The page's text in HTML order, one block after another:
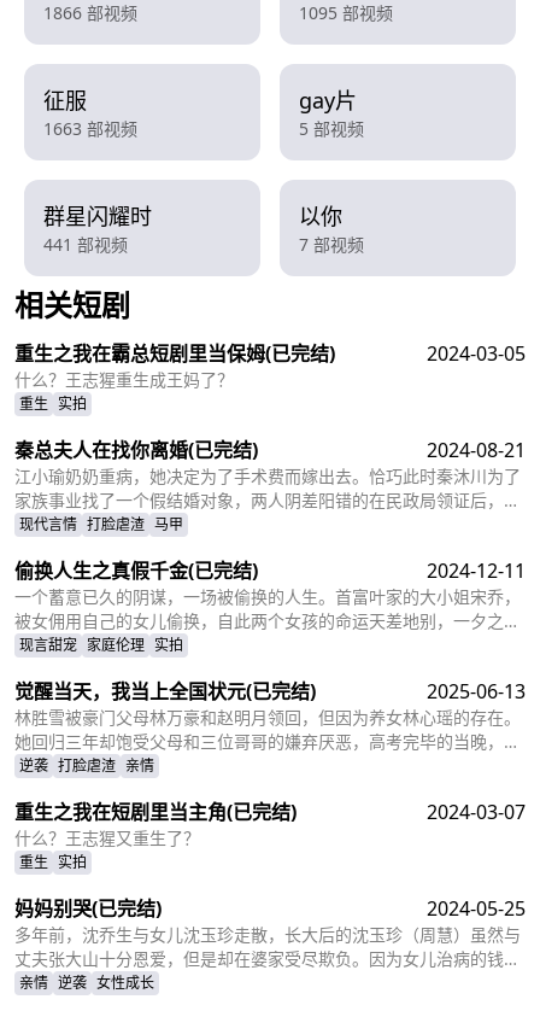
1866 部视频 1095 部视频
征服
1663 部视频
gay片
5 部视频
群星闪耀时
441 部视频
以你
7 部视频
相关短剧
重生之我在霸总短剧里当保姆(已完结) 2024-03-05
什么？王志猩重生成王妈了？
重生 实拍
秦总夫人在找你离婚(已完结) 2024-08-21
江小瑜奶奶重病，她决定为了手术费而嫁出去。恰巧此时秦沐川为了
家族事业找了一个假结婚对象，两人阴差阳错的在民政局领证后，秦
沐川计划一年后离婚并留下电话。一年后，江小瑜在秦沐川的公司面
现代言情 打脸虐渣 马甲
偷换人生之真假千金(已完结) 2024-12-11
一个蓄意已久的阴谋，一场被偷换的人生。首富叶家的大小姐宋乔，
被女佣用自己的女儿偷换，自此两个女孩的命运天差地别，一夕之间
本该是天之骄女的宋乔沦落为佣人女儿，从小备受折磨。而本该贫穷
现言甜宠 家庭伦理 实拍
觉醒当天，我当上全国状元(已完结) 2025-06-13
林胜雪被豪门父母林万豪和赵明月领回，但因为养女林心瑶的存在。
她回归三年却饱受父母和三位哥哥的嫌弃厌恶，高考完毕的当晚，更
是因为救出被林心瑶撞成植物人的傅芊芊，被亲生父母和三个哥哥联
面对三位哥哥施舍和不屑，林胜雪果断跟她们断绝关系，还在状元宴
上用全国状元的满分成绩，横扫父母和三位哥哥嘲笑和不屑。
逆袭 打脸虐渣 亲情
重生之我在短剧里当主角(已完结) 2024-03-07
什么？王志猩又重生了？
重生 实拍
妈妈别哭(已完结) 2024-05-25
多年前，沈乔生与女儿沈玉珍走散，长大后的沈玉珍（周慧）虽然与
丈夫张大山十分恩爱，但是却在婆家受尽欺负。因为女儿治病的钱被
婆婆抢走，丈夫为了赚快钱意外“死亡”，周慧肚子里的二胎也因为婆
亲情 逆袭 女性成长